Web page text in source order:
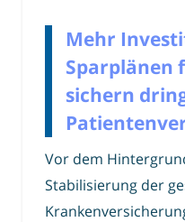
Mehr
Sparplänen
sichern
Vor dem
Stabilisierung der